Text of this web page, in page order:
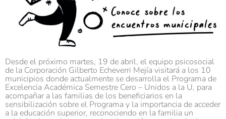
Desde el próximo martes, 19 de abril, el equipo psicosocial
de la Corporación Gilberto Echeverri Mejía visitará a los 10
municipios donde actualmente se desarrolla el Programa de
Excelencia Académica Semestre Cero – Unidos a la U, para
acompañar a las familias de los beneficiarios en la
sensibilización sobre el Programa y la importancia de acceder
a la educación superior, reconociendo en la familia un